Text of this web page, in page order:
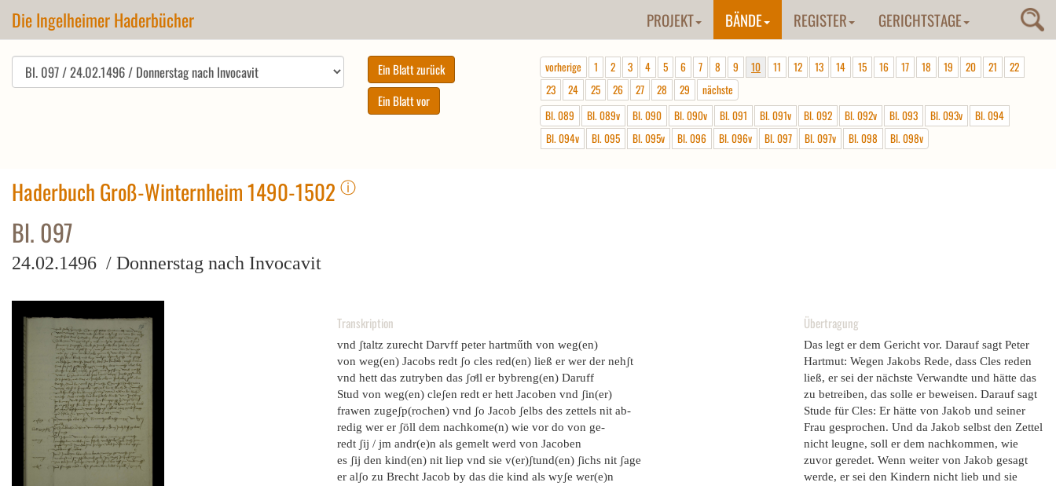
Die Ingelheimer Haderbücher PROJEKT BÄNDE REGISTER GERICHTSTAGE
vorherige 1 2 3 4 5 6 7 8 9 10 11 12 13 14 15 16 17 18 19 20 21
22
23
24 25 26 27 28 29
nächste
Bl. 089
Bl. 089v Bl. 090 Bl. 090v Bl. 091 Bl. 091v Bl. 092 Bl. 092v Bl. 093 Bl. 093v
Bl. 094
Bl. 094v
Bl. 095 Bl. 095v Bl. 096 Bl. 096v Bl. 097 Bl. 097v Bl. 098 Bl. 098v
Haderbuch Groß-Winternheim 1490-1502 ⓘ
Bl. 097
24.02.1496 / Donnerstag nach Invocavit
Transkription
vnd ʃtaltz zurecht Darvff peter hartműth von weg(en)
von weg(en) Jacobs redt ʃo cles red(en) ließ er wer der nehʃt
vnd hett das zutryben das ʃoͤll er bybreng(en) Daruff
Stud von weg(en) cleʃen redt er hett Jacoben vnd ʃin(er)
frawen zugeʃp(rochen) vnd ʃo Jacob ʃelbs des zettels nit ab-
redig wer er ʃöll dem nachkome(n) wie vor do von ge-
redt ʃij / jm andr(e)n als gemelt werd von Jacoben
es ʃij den kind(en) nit liep vnd sie v(er)ʃtund(en) ʃichs nit ʃage
er alʃo zu Brecht Jacob by das die kind als wyʃe wer(e)n
Übertragung
Das legt er dem Gericht vor. Darauf sagt Peter
Hartmut: Wegen Jakobs Rede, dass Cles reden
ließ, er sei der nächste Verwandte und hätte das
zu betreiben, das solle er beweisen. Darauf sagt
Stude für Cles: Er hätte von Jakob und seiner
Frau gesprochen. Und da Jakob selbst den Zettel
nicht leugne, soll er dem nachkommen, wie
zuvor geredet. Wenn weiter von Jakob gesagt
werde, er sei den Kindern nicht lieb und sie